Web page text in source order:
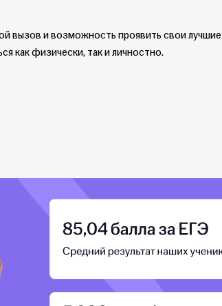
вызов и возможность проявить свои лучшие
как физически, так и личностно.